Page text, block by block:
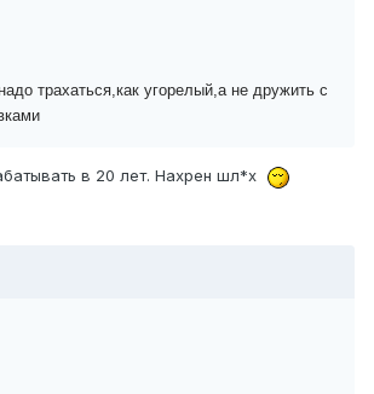
трахаться,как угорелый,а не дружить с
в 20 лет. Нахрен шл*х